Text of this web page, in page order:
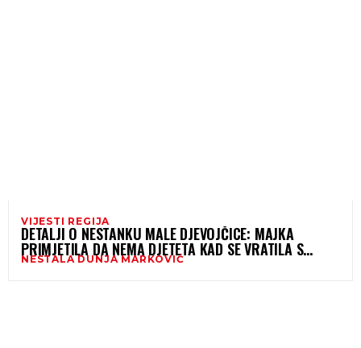
VIJESTI REGIJA
DETALJI O NESTANKU MALE DJEVOJČICE: MAJKA
PRIMJETILA DA NEMA DJETETA KAD SE VRATILA S
POSLA
NESTALA DUNJA MARKOVIĆ